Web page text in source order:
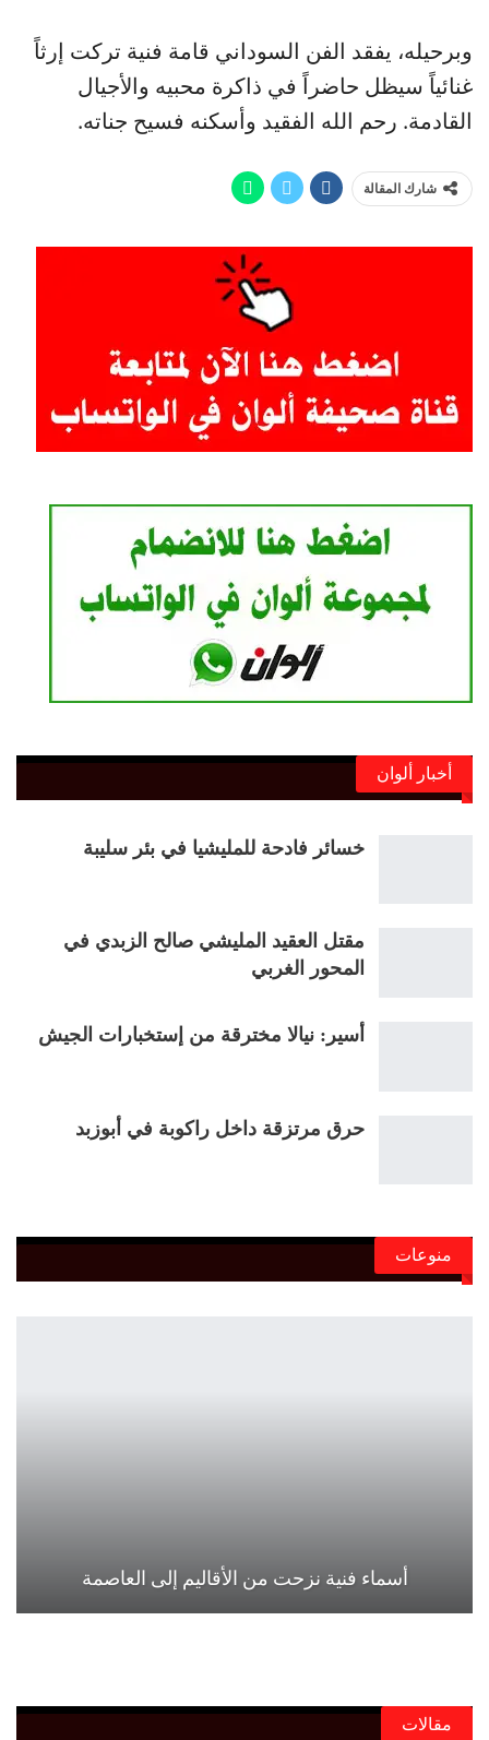
وبرحيله، يفقد الفن السوداني قامة فنية تركت إرثاً
غنائياً سيظل حاضراً في ذاكرة محبيه والأجيال
القادمة. رحم الله الفقيد وأسكنه فسيح جناته.
شارك المقالة
أخبار ألوان
خسائر فادحة للمليشيا في بئر سليبة
مقتل العقيد المليشي صالح الزبدي في
المحور الغربي
أسير: نيالا مخترقة من إستخبارات الجيش
حرق مرتزقة داخل راكوبة في أبوزبد
منوعات
أسماء فنية نزحت من الأقاليم إلى العاصمة
مقالات